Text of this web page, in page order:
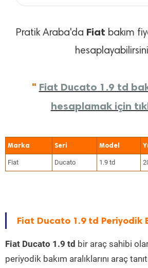
Pratik Araba'da Fiat bakım
" Fiat Ducato 1.9 td
hesaplamak için
Marka Seri Model Yıl
Fiat Ducato 1.9 td
Fiat Ducato 1.9 td Periyodik
Fiat Ducato 1.9 td bir araç sahibi
periyodik bakım aralıklarını araç